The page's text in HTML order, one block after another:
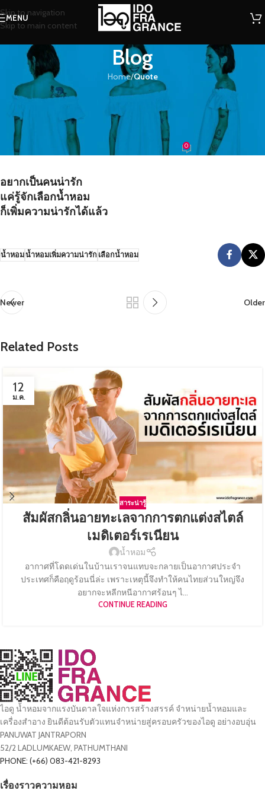
Skip to navigation
Skip to main content
MENU
Blog
Home/Quote
QUOTE
อยากเป็นคนน่ารักแค่รู้จักเลือก
น้ำหอม ก็เพิ่มความน่ารักได้แล้ว
น้องน้ำหอม On 01/07/2016 0
อยากเป็นคนน่ารัก
แค่รู้จักเลือกน้ำหอม
ก็เพิ่มความน่ารักได้แล้ว
น้ำหอมน้ำหอมเพิ่มความน่ารักเลือกน้ำหอม
Newer Older
Related Posts
12
ม.ค.
สาระน่ารู้
สัมผัสกลิ่นอายทะเลจากการตกแต่งสไตล์
เมดิเตอร์เรเนียน
น้ำหอม
อากาศที่โดดเด่นในบ้านเราจนแทบจะกลายเป็นอากาศประจำ
ประเทศก็คือฤดูร้อนนี่ล่ะ เพราะเหตุนี้จึงทำให้คนไทยส่วนใหญ่จึง
อยากจะหลีกหนีอากาศร้อนๆ ไ...
CONTINUE READING
ไอดู น้ำหอมจากแรงบันดาลใจแห่งการสร้างสรรค์ จำหน่ายน้ำหอมและ
เครื่องสำอาง ยินดีต้อนรับตัวแทนจำหน่ายสู่ครอบครัวของไอดู อย่างอบอุ่น
PANUWAT JANTRAPORN
52/2 LADLUMKAEW, PATHUMTHANI
PHONE: (+66) 083-421-8293
เรื่องราวความหอม